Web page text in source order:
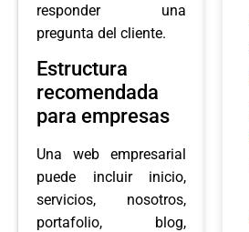
responder una
pregunta del cliente.
Estructura
recomendada
para empresas
Una web empresarial
puede incluir inicio,
servicios, nosotros,
portafolio, blog,